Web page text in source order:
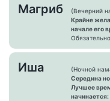
Магриб
(Вечерний
Крайне
начале его
Иша
(Ночной
Середина
Лучшее